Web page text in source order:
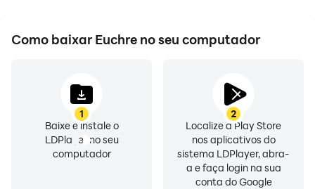
Como baixar Euchre no seu computador
1
Baixe e instale o
LDPlayer no seu
computador
2
Localize a Play Store
nos aplicativos do
sistema LDPlayer, abra-
a e faça login na sua
conta do Google